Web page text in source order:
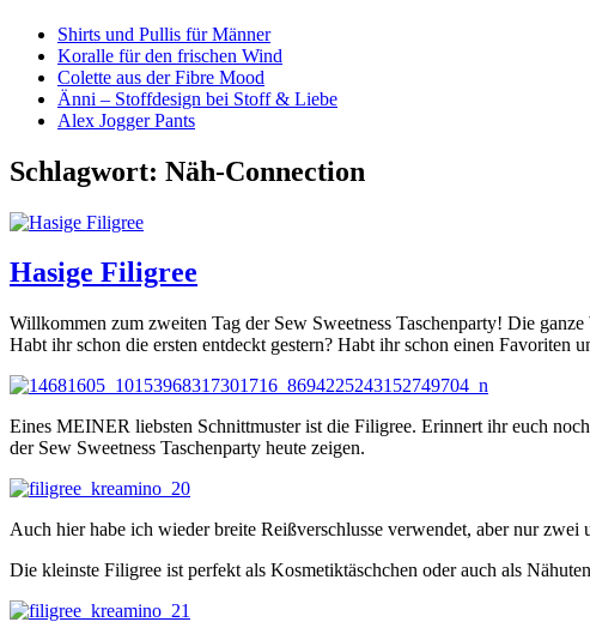
Shirts und Pullis für Männer
Koralle für den frischen Wind
Colette aus der Fibre Mood
Änni – Stoffdesign bei Stoff & Liebe
Alex Jogger Pants
Schlagwort: Näh-Connection
Hasige Filigree
Willkommen zum zweiten Tag der Sew Sweetness Taschenparty! Die
Habt ihr schon die ersten entdeckt gestern? Habt ihr schon einen Favoriten
Eines MEINER liebsten Schnittmuster ist die Filigree. Erinnert ihr euch
der Sew Sweetness Taschenparty heute zeigen.
Auch hier habe ich wieder breite Reißverschlusse verwendet, aber nur
Die kleinste Filigree ist perfekt als Kosmetiktäschchen oder auch als